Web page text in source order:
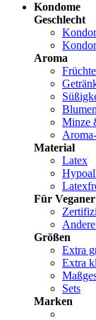
Kondome
Geschlecht
Aroma
Früchte
Blumen
Minze
Material
Latex
Für Veganer
Größen
Extra
Extra
Sets
Marken